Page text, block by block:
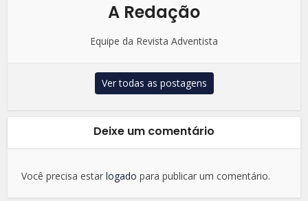
A Redação
Equipe da Revista Adventista
Ver todas as postagens
Deixe um comentário
Você precisa estarlogado para publicar um comentário.